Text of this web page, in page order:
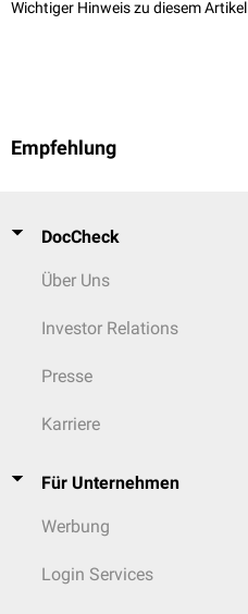
Wichtiger Hinweis zu diesem Artikel
Empfehlung
DocCheck
Über Uns
Investor Relations
Presse
Karriere
Für Unternehmen
Werbung
Login Services